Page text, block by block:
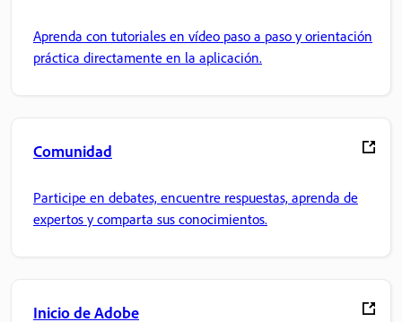
Aprenda con tutoriales en vídeo paso a paso y orientación
práctica directamente en la aplicación.
Comunidad
Participe en debates, encuentre respuestas, aprenda de
expertos y comparta sus conocimientos.
Inicio de Adobe